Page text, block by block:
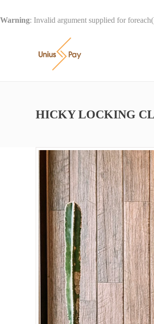
Warning: Invalid argument supplied for
HICKY LOCKING